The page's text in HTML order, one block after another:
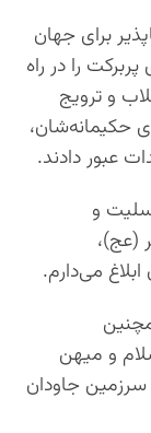
برای جهان
را در راه
و ترویج
حکیمانه‌شان،
عبور دادند.
و
(عج)،
می‌دارم.
و میهن
سرزمین جاودان